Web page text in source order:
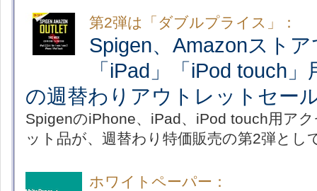
第2弾は「ダブルプライス」：
Spigen、Amazonスト
「iPad」「iPod touch
の週替わりアウトレットセー
SpigenのiPhone、iPad、iPod touch用ア
ット品が、週替わり特価販売の第2弾とし
ホワイトペーパー：